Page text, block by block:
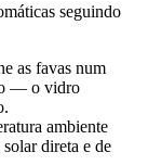
seguindo
as favas num
— o vidro
ambiente
direta e de